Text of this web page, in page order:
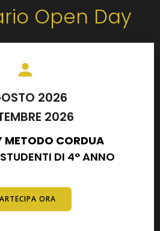
Open Day
2026
2026
METODO CORDUA
DI 4° ANNO
ORA